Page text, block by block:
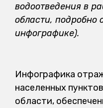
водоотведения в
области, подробно
инфографике).
Инфографика
населенных
области,